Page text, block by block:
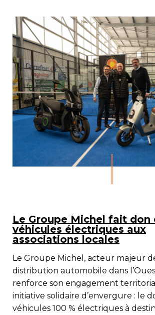
Le Groupe Michel fait don
véhicules électriques aux
associations locales
Le Groupe Michel , acteur majeur
distribution automobile dans
renforce son engagement
initiative solidaire d’envergure : le
véhicules 100 % électriques à